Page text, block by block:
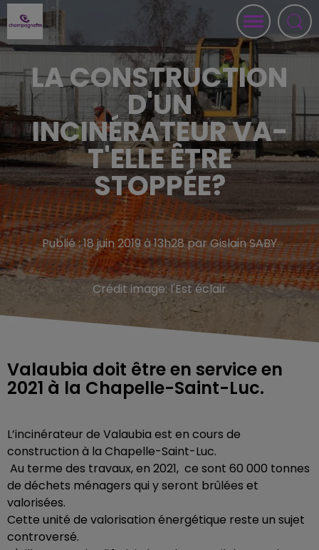
LA CONSTRUCTION
D'UN
INCINÉRATEUR VA-
T'ELLE ÊTRE
STOPPÉE?
Publié : 18 juin 2019 à 13h28 par Gislain SABY
Crédit image: l'Est éclair
Valaubia doit être en service en
2021 à la Chapelle-Saint-Luc.
L’incinérateur de Valaubia est en cours de
construction à la Chapelle-Saint-Luc.
Au terme des travaux, en 2021, ce sont 60 000 tonnes
de déchets ménagers qui y seront brûlées et
valorisées.
Cette unité de valorisation énergétique reste un sujet
controversé.